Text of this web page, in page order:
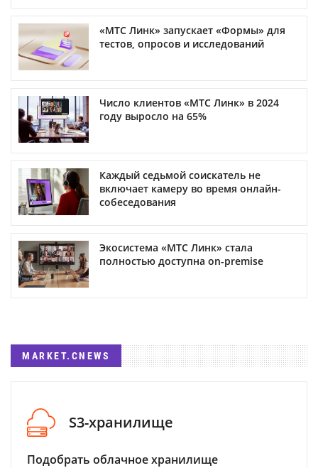
«МТС Линк» запускает «Формы» для
тестов, опросов и исследований
Число клиентов «МТС Линк» в 2024
году выросло на 65%
Каждый седьмой соискатель не
включает камеру во время онлайн-
собеседования
Экосистема «МТС Линк» стала
полностью доступна on-premise
MARKET.CNEWS
S3-хранилище
Подобрать облачное хранилище